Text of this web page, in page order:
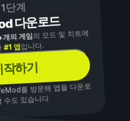
1단계
다운로드
의 게임의 모드 및 치트에
#1 앱입니다.
작하기
를 방문해 앱을 다운로
수도 있습니다